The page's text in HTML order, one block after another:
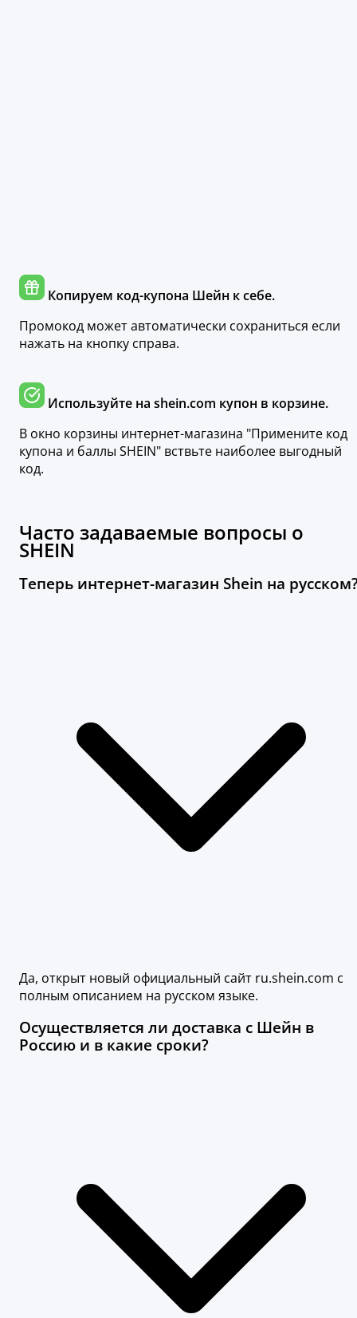
Копируем код-купона Шейн к себе.
Промокод может автоматически сохраниться если
нажать на кнопку справа.
Используйте на shein.com купон в корзине.
В окно корзины интернет-магазина "Примените код
купона и баллы SHEIN" вствьте наиболее выгодный
код.
Часто задаваемые вопросы о
SHEIN
Теперь интернет-магазин Shein на
Да, открыт новый официальный сайт ru.shein.com с
полным описанием на русском языке.
Осуществляется ли доставка с Шейн в
Россию и в какие сроки?